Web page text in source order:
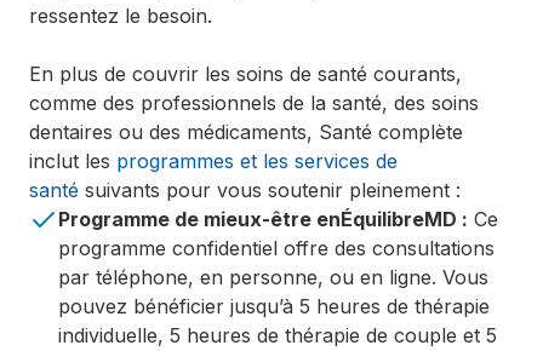
ressentez le besoin.
En plus de couvrir les soins de santé courants,
comme des professionnels de la santé, des soins
dentaires ou des médicaments, Santé complète
inclut les programmes et les services de
santé suivants pour vous soutenir pleinement :
Programme de mieux-être enÉquilibreMD : Ce
programme confidentiel offre des consultations
par téléphone, en personne, ou en ligne. Vous
pouvez bénéficier jusqu’à 5 heures de thérapie
individuelle, 5 heures de thérapie de couple et 5